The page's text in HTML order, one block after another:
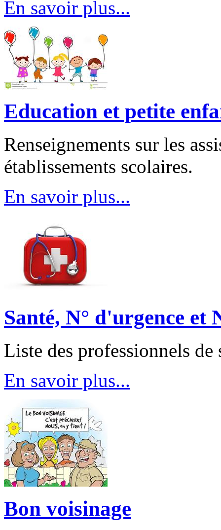
En savoir plus...
Education et petite
Renseignements sur les
établissements scolaires.
En savoir plus...
Santé, N° d'urgence et
Liste des professionnels
En savoir plus...
Bon voisinage